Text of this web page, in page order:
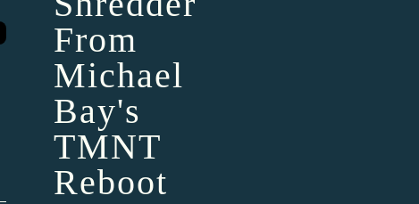
From
Michael
Bay's
TMNT
Reboot